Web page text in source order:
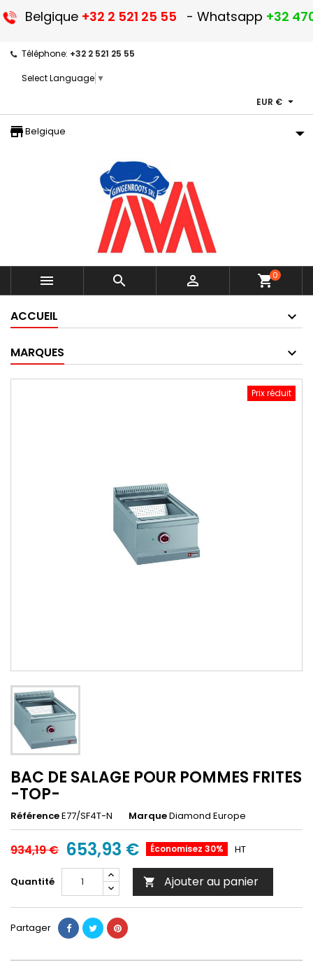
Belgique +32 2 521 25 55 - Whatsapp +32
Téléphone: +32 2 521 25 55
Select Language ▼
EUR € 
storefront
Belgique
   shopping_cart0
ACCUEIL
MARQUES
Prix réduit
BAC DE SALAGE POUR POMMES FRITES
-TOP-
RéférenceE77/SF4T-N MarqueDiamond Europe
934,19 € 653,93 € Économisez 30% HT
Quantité  Ajouter au panier
Partager